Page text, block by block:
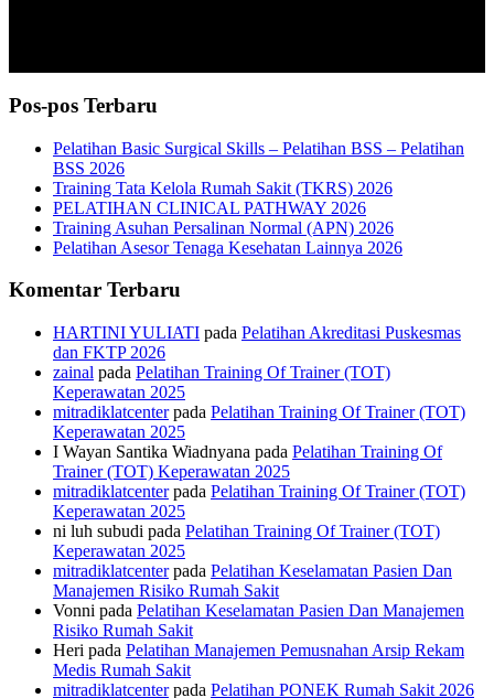
Pos-pos Terbaru
Pelatihan Basic Surgical Skills – Pelatihan BSS – Pelatihan
BSS 2026
Training Tata Kelola Rumah Sakit (TKRS) 2026
PELATIHAN CLINICAL PATHWAY 2026
Training Asuhan Persalinan Normal (APN) 2026
Pelatihan Asesor Tenaga Kesehatan Lainnya 2026
Komentar Terbaru
HARTINI YULIATI pada Pelatihan Akreditasi Puskesmas
dan FKTP 2026
zainal pada Pelatihan Training Of Trainer (TOT)
Keperawatan 2025
mitradiklatcenterpada Pelatihan Training Of Trainer (TOT)
Keperawatan 2025
I Wayan Santika Wiadnyana pada Pelatihan Training Of
Trainer (TOT) Keperawatan 2025
mitradiklatcenterpada Pelatihan Training Of Trainer (TOT)
Keperawatan 2025
ni luh subudi pada Pelatihan Training Of Trainer (TOT)
Keperawatan 2025
mitradiklatcenterpada Pelatihan Keselamatan Pasien Dan
Manajemen Risiko Rumah Sakit
Vonni pada Pelatihan Keselamatan Pasien Dan Manajemen
Risiko Rumah Sakit
Heri pada Pelatihan Manajemen Pemusnahan Arsip Rekam
Medis Rumah Sakit
mitradiklatcenterpada Pelatihan PONEK Rumah Sakit 2026